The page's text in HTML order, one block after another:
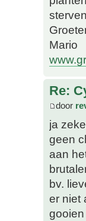
Mario
Re:
door
ja
geen
aan
bv.
er niet
gooien